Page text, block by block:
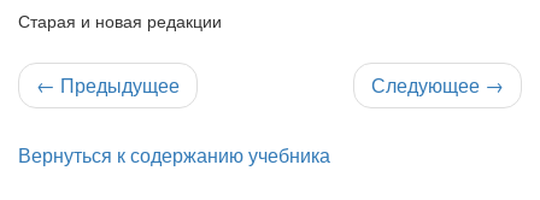
Старая и новая редакции
← Предыдущее Следующее →
Вернуться к содержанию учебника